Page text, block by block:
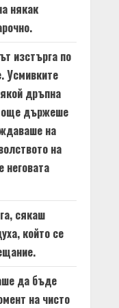
някак
изстърга по
Усмивките
дръпна
още държеше
на
на
неговата
сякаш
който се
да бъде
на чисто